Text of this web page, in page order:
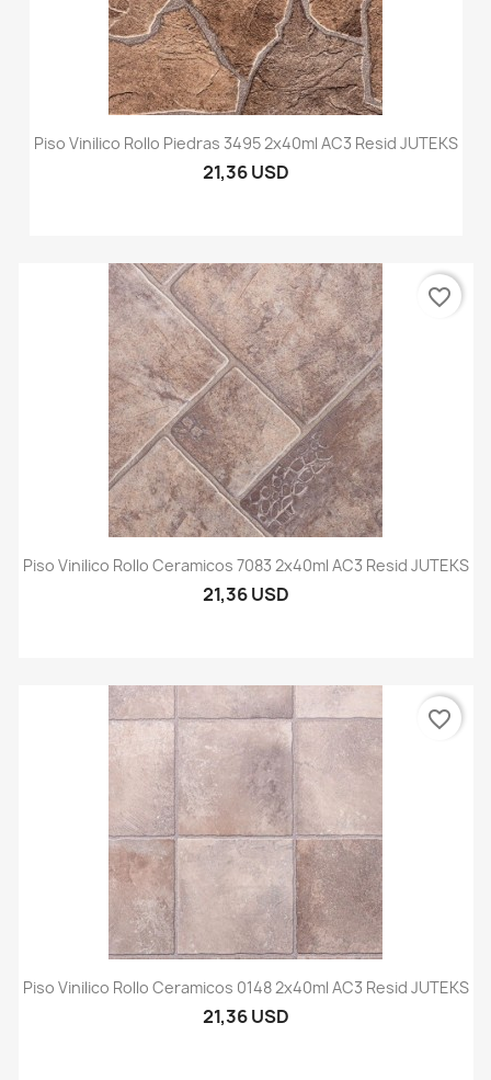
Piso Vinilico Rollo Piedras 3495 2x40ml AC3 Resid JUTEKS
21,36 USD
Piso Vinilico Rollo Ceramicos 7083 2x40ml AC3 Resid JUTEKS
21,36 USD
favorite_border
Piso Vinilico Rollo Ceramicos 0148 2x40ml AC3 Resid JUTEKS
21,36 USD
favorite_border